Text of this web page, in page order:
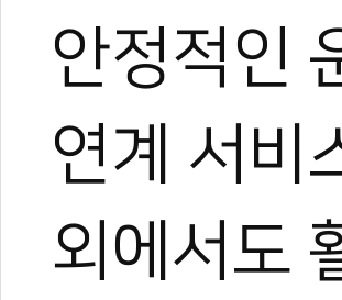
안정적인
연계 서비
외에서도
관련 뉴스